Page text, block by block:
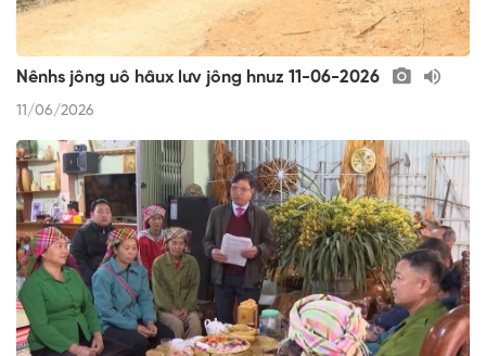
Nênhs jông uô hâux lưv jông hnuz 11-06-2026
11/06/2026